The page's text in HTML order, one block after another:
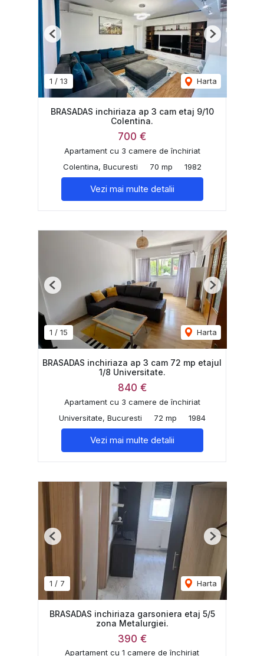
1 / 13 Harta
Previous Next
BRASADAS inchiriaza ap 3 cam etaj 9/10
Colentina.
700 €
Apartament cu 3 camere de închiriat
Colentina, Bucuresti
70 mp 1982
Vezi mai multe detalii
1 / 15 Harta
Previous Next
BRASADAS inchiriaza ap 3 cam 72 mp etajul
1/8 Universitate.
840 €
Apartament cu 3 camere de închiriat
Universitate, Bucuresti
72 mp 1984
Vezi mai multe detalii
1 / 7 Harta
Previous Next
BRASADAS inchiriaza garsoniera etaj 5/5
zona Metalurgiei.
390 €
Apartament cu 1 camere de închiriat